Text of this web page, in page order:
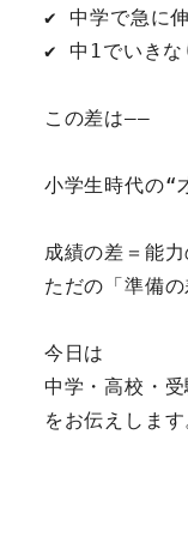
✔ 中学で急に
✔ 中1でいきな
この差は――
小学生時代の“
成績の差＝能力
ただの「準備の
今日は
中学・高校・
をお伝えします